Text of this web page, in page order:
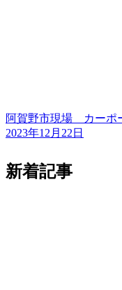
阿賀野市現場 カーポ
2023年12月22日
新着記事